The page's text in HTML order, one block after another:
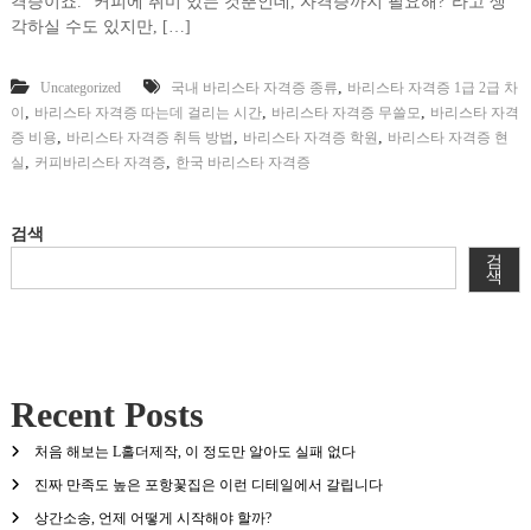
각하실 수도 있지만, […]
Uncategorized 국내 바리스타 자격증 종류, 바리스타 자격증 1급 2급 차
이 , 바리스타 자격증 따는데 걸리는 시간, 바리스타 자격증 무쓸모, 바리스타 자격
증 비용, 바리스타 자격증 취득 방법 , 바리스타 자격증 학원 , 바리스타 자격증 현
실 , 커피바리스타 자격증, 한국 바리스타 자격증
검색
검
색
Recent Posts
처음 해보는 L홀더제작, 이 정도만 알아도 실패 없다
진짜 만족도 높은 포항꽃집은 이런 디테일에서 갈립니다
상간소송, 언제 어떻게 시작해야 할까?